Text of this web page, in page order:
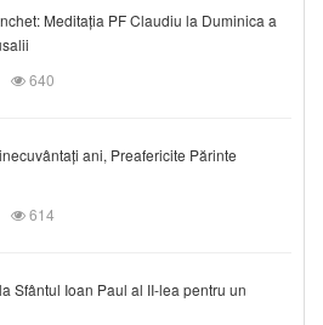
Meditația PF Claudiu la Duminica a
640
ani, Preafericite Părinte
614
Sfântul Ioan Paul al II-lea pentru un